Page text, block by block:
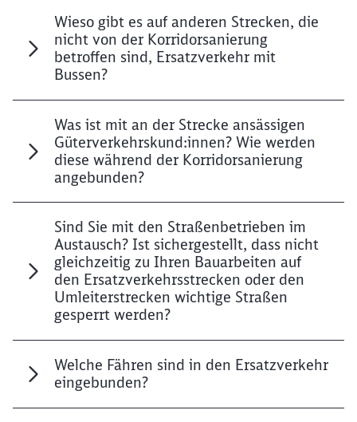
Wieso gibt es auf anderen Strecken, die
nicht von der Korridorsanierung
betroffen sind, Ersatzverkehr mit
Bussen?
Was ist mit an der Strecke ansässigen
Güterverkehrskund:innen? Wie werden
diese während der Korridorsanierung
angebunden?
Sind Sie mit den Straßenbetrieben im
Austausch? Ist sichergestellt, dass nicht
gleichzeitig zu Ihren Bauarbeiten auf
den Ersatzverkehrsstrecken oder den
Umleiterstrecken wichtige Straßen
gesperrt werden?
Welche Fähren sind in den Ersatzverkehr
eingebunden?